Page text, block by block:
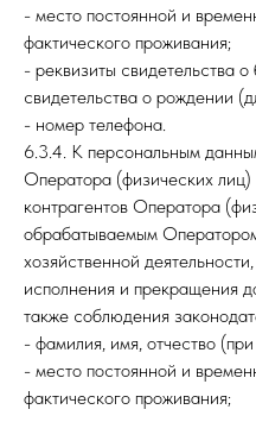
- место постоянной и
фактического проживания;
- реквизиты свидетельства
свидетельства о рождении
- номер телефона.
6.3.4. К персональным
Оператора (физических лиц)
контрагентов Оператора
обрабатываемым
хозяйственной
исполнения и прекращения
также соблюдения
- фамилия, имя, отчество
- место постоянной и
фактического проживания;